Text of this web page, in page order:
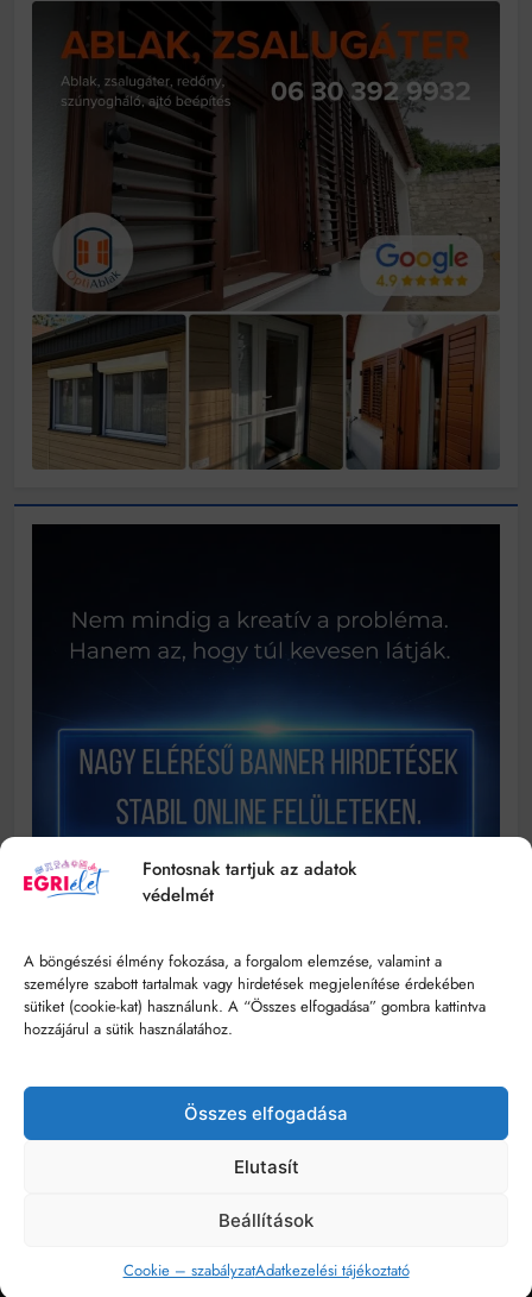
Fontosnak tartjuk az adatok
védelmét
A böngészési élmény fokozása, a forgalom elemzése, valamint a
személyre szabott tartalmak vagy hirdetések megjelenítése érdekében
sütiket (cookie-kat) használunk. A “Összes elfogadása” gombra kattintva
hozzájárul a sütik használatához.
Összes elfogadása
Elutasít
Beállítások
Cookie – szabályzatAdatkezelési tájékoztató
© Minden jog fenntartva - egrielet.hu
Kommentelési Szabályzat
Adatkezelési Tájékoztató